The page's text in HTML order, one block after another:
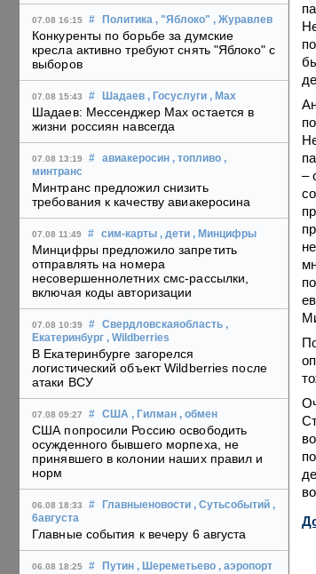
07.08 16:15 # Политика , "Яблоко" , Журавлев
Конкуренты по борьбе за думские
кресла активно требуют снять "Яблоко" с
выборов
07.08 15:43 # Шадаев , Госуслуги , Max
Шадаев: Мессенджер Max остается в
жизни россиян навсегда
07.08 13:19 # авиакеросин , топливо ,
минтранс
Минтранс предложил снизить
требования к качеству авиакеросина
07.08 11:49 # сим-карты , дети , Минцифры
Минцифры предложило запретить
отправлять на номера
несовершеннолетних смс-рассылки,
включая коды авторизации
07.08 10:39 # Свердловскаяобласть ,
Екатеринбург , Wildberries
В Екатеринбурге загорелся
логистический объект Wildberries после
атаки ВСУ
07.08 09:27 # США , Гилман , обмен
США попросили Россию освободить
осужденного бывшего морпеха, не
принявшего в колонии наших правил и
норм
06.08 18:33 # Главныеновости , Сутьсобытий ,
6августа
Главные события к вечеру 6 августа
06.08 18:25 # Путин , Шереметьево , аэропорт
–